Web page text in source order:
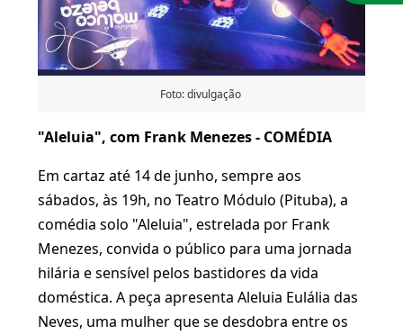
Foto: divulgação
"Aleluia", com Frank Menezes - COMÉDIA
Em cartaz até 14 de junho, sempre aos
sábados, às 19h, no Teatro Módulo (Pituba), a
comédia solo "Aleluia", estrelada por Frank
Menezes, convida o público para uma jornada
hilária e sensível pelos bastidores da vida
doméstica. A peça apresenta Aleluia Eulália das
Neves, uma mulher que se desdobra entre os